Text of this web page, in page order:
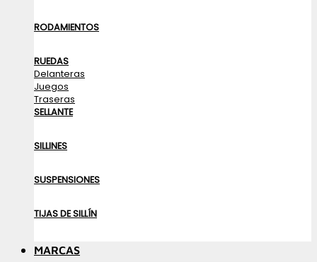
RODAMIENTOS
RUEDAS
Delanteras
Juegos
Traseras
SELLANTE
SILLINES
SUSPENSIONES
TIJAS DE SILLÍN
MARCAS